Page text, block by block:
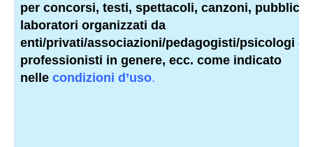
per concorsi, testi, spettacoli, canzoni,
laboratori organizzati da
enti/privati/associazioni/pedagogisti/psicologi o
professionisti in genere, ecc. come indicato
nelle condizioni d’uso.